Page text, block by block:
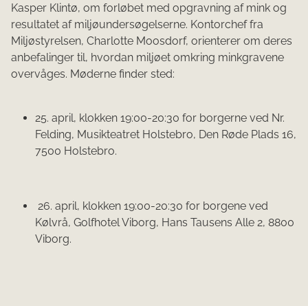
Kasper Klintø, om forløbet med opgravning af mink og
resultatet af miljøundersøgelserne. Kontorchef fra
Miljøstyrelsen, Charlotte Moosdorf, orienterer om deres
anbefalinger til, hvordan miljøet omkring minkgravene
overvåges. Møderne finder sted:
25. april, klokken 19:00-20:30 for borgerne ved Nr.
Felding, Musikteatret Holstebro, Den Røde Plads 16,
7500 Holstebro.
26. april, klokken 19:00-20:30 for borgene ved
Kølvrå, Golfhotel Viborg, Hans Tausens Alle 2, 8800
Viborg.